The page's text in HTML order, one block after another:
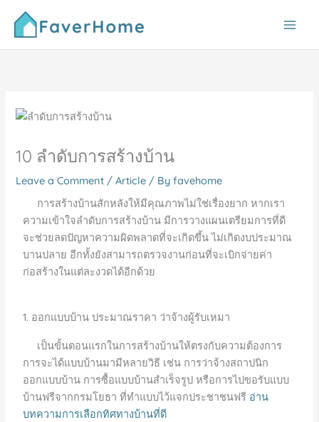
content
10 ลำดับการสร้างบ้าน
Leave a Comment /Article / Byfavehome
การสร้างบ้านสักหลังให้มีคุณภาพไม่ใช่เรื่องยาก หากเรา
ความเข้าใจลำดับการสร้างบ้าน มีการวางแผนเตรียมการที่ดี
จะช่วยลดปัญหาความผิดพลาดที่จะเกิดขึ้น ไม่เกิดงบประมาณ
บานปลาย อีกทั้งยังสามารถตรวจงานก่อนที่จะเบิกจ่ายค่า
ก่อสร้างในแต่ละงวดได้อีกด้วย
1. ออกแบบบ้าน ประมาณราคา ว่าจ้างผู้รับเหมา
เป็นขั้นตอนแรกในการสร้างบ้านให้ตรงกับความต้องการ
การจะได้แบบบ้านมามีหลายวิธี เช่น การว่าจ้างสถาปนิก
ออกแบบบ้าน การซื้อแบบบ้านสำเร็จรูป หรือการไปขอรับแบบ
บ้านฟรีจากกรมโยธา ที่ทำแบบไว้แจกประชาชนฟรี อ่าน
บทความการเลือกทิศทางบ้านที่ดี